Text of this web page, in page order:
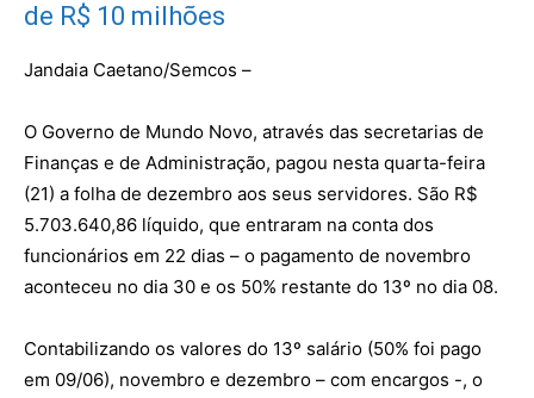
de R$ 10 milhões
Jandaia Caetano/Semcos –
O Governo de Mundo Novo, através das secretarias de
Finanças e de Administração, pagou nesta quarta-feira
(21) a folha de dezembro aos seus servidores. São R$
5.703.640,86 líquido, que entraram na conta dos
funcionários em 22 dias – o pagamento de novembro
aconteceu no dia 30 e os 50% restante do 13º no dia 08.
Contabilizando os valores do 13º salário (50% foi pago
em 09/06), novembro e dezembro – com encargos -, o